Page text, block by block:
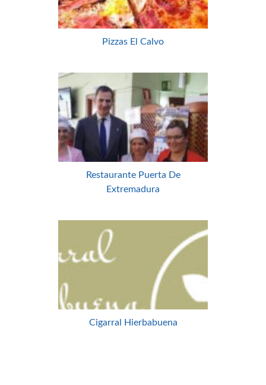
Pizzas El Calvo
Restaurante Puerta De
Extremadura
Cigarral Hierbabuena